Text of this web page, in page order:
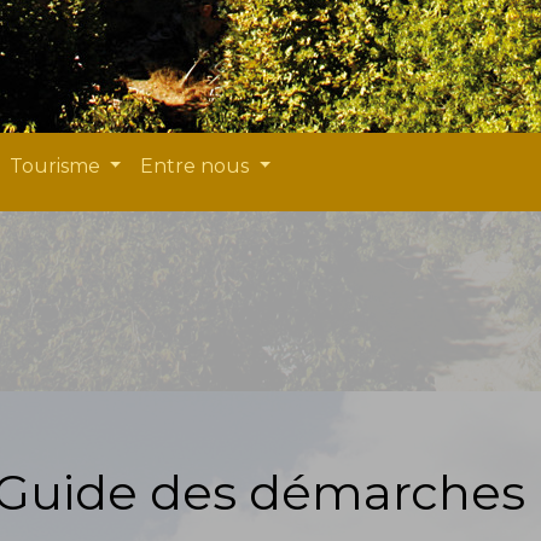
Tourisme Entre nous
des démarches